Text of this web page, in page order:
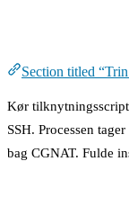
Section titled
Kør
SSH. Processen
bag CGNAT. Fulde